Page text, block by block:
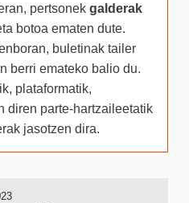
pertsonek galderak
botoa ematen dute.
buletinak tailer
berri emateko balio du.
plataformatik,
diren parte-hartzaileetatik
jasotzen dira.